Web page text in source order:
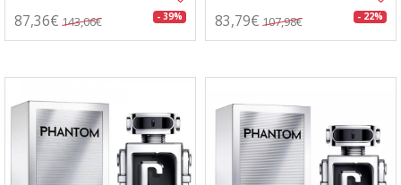
87,36€ 143,06€ - 39% 83,79€ 107,98€ - 22%